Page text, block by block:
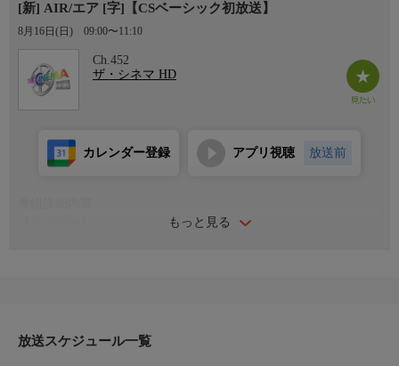
[新] AIR/エア [字]【CSベーシック初放送】
8月16日(日) 09:00〜11:10
Ch.452
ザ・シネマ HD
もっと見る
カレンダー登録 アプリ視聴 放送前
【出演】マット・デイモン，ジェイソン・ベイトマン，ベン・ア
放送スケジュール一覧